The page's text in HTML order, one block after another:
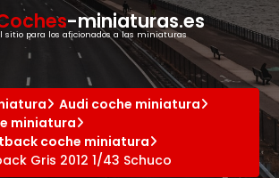
-miniaturas.es
sitio para los aficionados a las miniaturas
Audi coche miniatura
miniatura
coche miniatura
Gris 2012 1/43 Schuco